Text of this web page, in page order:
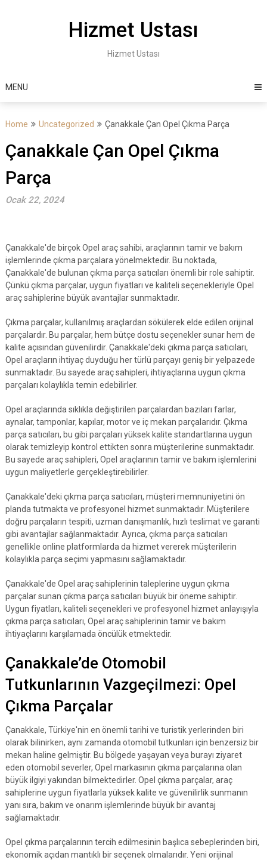
Hizmet Ustası
Hizmet Ustası
MENU
Home Uncategorized Çanakkale Çan Opel Çıkma Parça
Çanakkale Çan Opel Çıkma
Parça
Ocak 22, 2024
Çanakkale'de birçok Opel araç sahibi, araçlarının tamir ve bakım
işlemlerinde çıkma parçalara yönelmektedir. Bu noktada,
Çanakkale'de bulunan çıkma parça satıcıları önemli bir role sahiptir.
Çünkü çıkma parçalar, uygun fiyatları ve kaliteli seçenekleriyle Opel
araç sahiplerine büyük avantajlar sunmaktadır.
Çıkma parçalar, kullanılmış araçlardan sökülerek elde edilen orijinal
parçalardır. Bu parçalar, hem bütçe dostu seçenekler sunar hem de
kalite açısından güvenilirdir. Çanakkale'deki çıkma parça satıcıları,
Opel araçların ihtiyaç duyduğu her türlü parçayı geniş bir yelpazede
sunmaktadır. Bu sayede araç sahipleri, ihtiyaçlarına uygun çıkma
parçaları kolaylıkla temin edebilirler.
Opel araçlarında sıklıkla değiştirilen parçalardan bazıları farlar,
aynalar, tamponlar, kapılar, motor ve iç mekan parçalarıdır. Çıkma
parça satıcıları, bu gibi parçaları yüksek kalite standartlarına uygun
olarak temizleyip kontrol ettikten sonra müşterilerine sunmaktadır.
Bu sayede araç sahipleri, Opel araçlarının tamir ve bakım işlemlerini
uygun maliyetlerle gerçekleştirebilirler.
Çanakkale'deki çıkma parça satıcıları, müşteri memnuniyetini ön
planda tutmakta ve profesyonel hizmet sunmaktadır. Müşterilere
doğru parçaların tespiti, uzman danışmanlık, hızlı teslimat ve garanti
gibi avantajlar sağlanmaktadır. Ayrıca, çıkma parça satıcıları
genellikle online platformlarda da hizmet vererek müşterilerin
kolaylıkla parça seçimi yapmasını sağlamaktadır.
Çanakkale'de Opel araç sahiplerinin taleplerine uygun çıkma
parçalar sunan çıkma parça satıcıları büyük bir öneme sahiptir.
Uygun fiyatları, kaliteli seçenekleri ve profesyonel hizmet anlayışıyla
çıkma parça satıcıları, Opel araç sahiplerinin tamir ve bakım
ihtiyaçlarını karşılamada öncülük etmektedir.
Çanakkale’de Otomobil
Tutkunlarının Vazgeçilmezi: Opel
Çıkma Parçalar
Çanakkale, Türkiye'nin en önemli tarihi ve turistik yerlerinden biri
olarak bilinirken, aynı zamanda otomobil tutkunları için benzersiz bir
mekan haline gelmiştir. Bu bölgede yaşayan veya burayı ziyaret
eden otomobil severler, Opel markasının çıkma parçalarına olan
büyük ilgiyi yakından bilmektedirler. Opel çıkma parçalar, araç
sahiplerine uygun fiyatlarla yüksek kalite ve güvenilirlik sunmanın
yanı sıra, bakım ve onarım işlemlerinde büyük bir avantaj
sağlamaktadır.
Opel çıkma parçalarının tercih edilmesinin başlıca sebeplerinden biri,
ekonomik açıdan mantıklı bir seçenek olmalarıdır. Yeni orijinal